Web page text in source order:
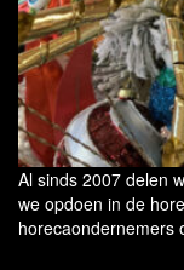
Al sinds 2007 delen
we opdoen in de
horecaondernemers